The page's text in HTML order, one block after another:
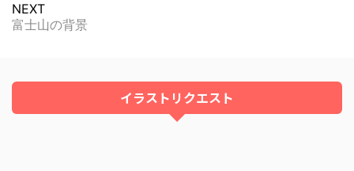
NEXT
富士山の背景
イラストリクエスト